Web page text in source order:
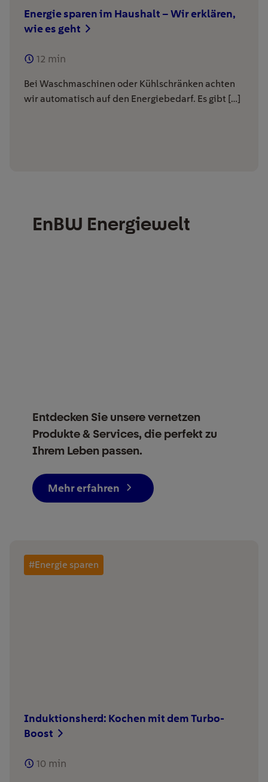
Energie sparen im Haushalt – Wir erklären,
wie es geht
12 min
Bei Waschmaschinen oder Kühlschränken achten
wir automatisch auf den Energiebedarf. Es gibt […]
EnBW Energiewelt
Entdecken Sie unsere vernetzen
Produkte & Services, die perfekt zu
Ihrem Leben passen.
Mehr erfahren
#Energie sparen
Induktionsherd: Kochen mit dem Turbo-
Boost
10 min